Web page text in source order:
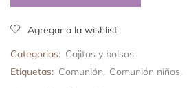
Agregar a la wishlist
Categorias: Cajitas y bolsas
Etiquetas: Comunión, Comunión niños,